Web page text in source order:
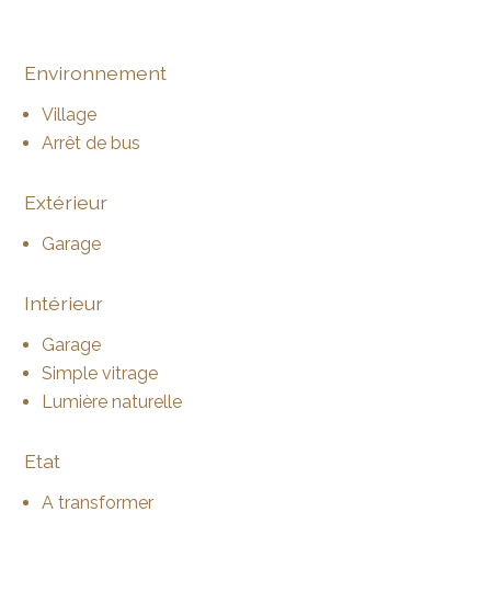
Environnement
Village
Arrêt de bus
Extérieur
Garage
Intérieur
Garage
Simple vitrage
Lumière naturelle
Etat
A transformer